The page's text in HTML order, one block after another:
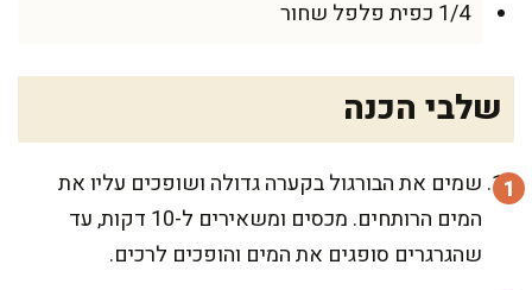
1/4 כפית פלפל שחור
שלבי הכנה
שמים את הבורגול בקערה גדולה ושופכים עליו את
המים הרותחים. מכסים ומשאירים ל-10 דקות, עד
שהגרגרים סופגים את המים והופכים לרכים.